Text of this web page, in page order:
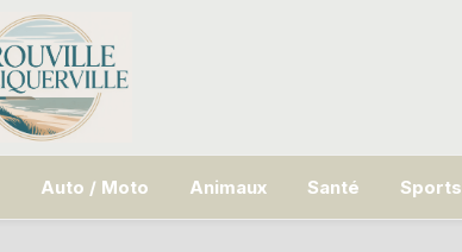
Auto / Moto Animaux Santé Sports